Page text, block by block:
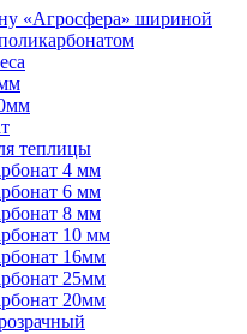
«Агросфера» шириной
теплицы
4 мм
6 мм
8 мм
10 мм
16мм
25мм
20мм